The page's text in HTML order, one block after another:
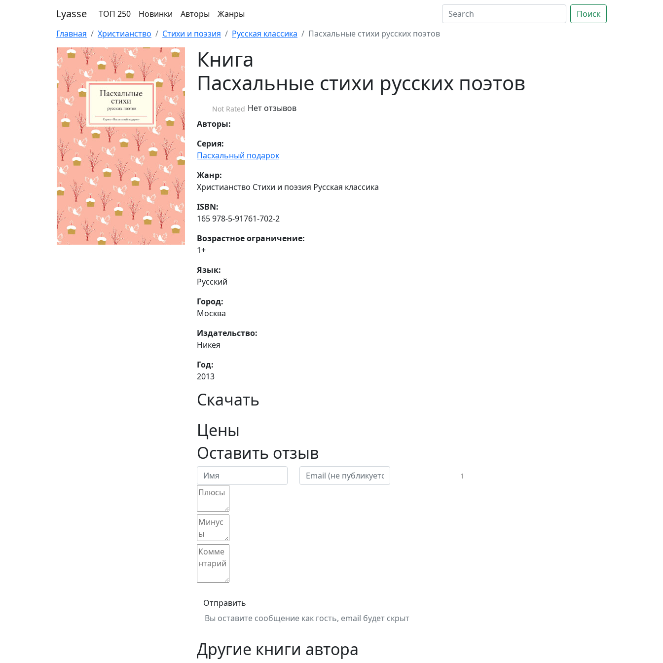
Lyasse ТОП 250 Новинки Авторы Жанры
Поиск
Главная
Христианство Стихи и поэзия Русская классика Пасхальные стихи русских поэтов
Книга
Пасхальные стихи русских поэтов
Not Rated Нет отзывов
Авторы:
Серия:
Пасхальный подарок
Жанр:
Христианство Стихи и поэзия Русская классика
ISBN:
165 978-5-91761-702-2
Возрастное ограничение:
1+
Язык:
Русский
Город:
Москва
Издательство:
Никея
Год:
2013
Скачать
Цены
Оставить отзыв
Отправить
Вы оставите сообщение как гость, email будет скрыт
1
Другие книги автора